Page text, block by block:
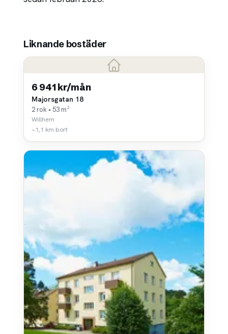
Liknande bostäder
6 941 kr/mån
Majorsgatan 18
2 rok • 53 m²
Willhem
~1,1 km bort